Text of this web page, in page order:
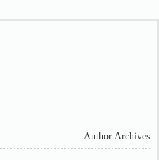
Author Archives